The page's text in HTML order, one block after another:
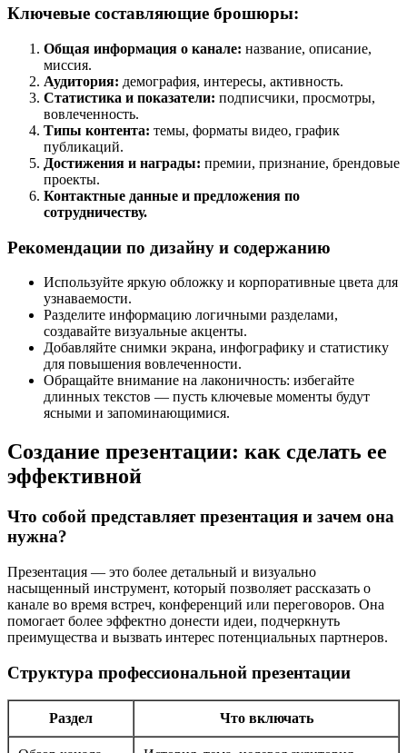
Ключевые составляющие брошюры:
Общая информация о канале: название, описание,
миссия.
Аудитория: демография, интересы, активность.
Статистика и показатели: подписчики, просмотры,
вовлеченность.
Типы контента: темы, форматы видео, график
публикаций.
Достижения и награды: премии, признание, брендовые
проекты.
Контактные данные и предложения по
сотрудничеству.
Рекомендации по дизайну и содержанию
Используйте яркую обложку и корпоративные цвета для
узнаваемости.
Разделите информацию логичными разделами,
создавайте визуальные акценты.
Добавляйте снимки экрана, инфографику и статистику
для повышения вовлеченности.
Обращайте внимание на лаконичность: избегайте
длинных текстов — пусть ключевые моменты будут
ясными и запоминающимися.
Создание презентации: как сделать ее
эффективной
Что собой представляет презентация и зачем она
нужна?
Презентация — это более детальный и визуально
насыщенный инструмент, который позволяет рассказать о
канале во время встреч, конференций или переговоров. Она
помогает более эффектно донести идеи, подчеркнуть
преимущества и вызвать интерес потенциальных партнеров.
Структура профессиональной презентации
Раздел Что включать